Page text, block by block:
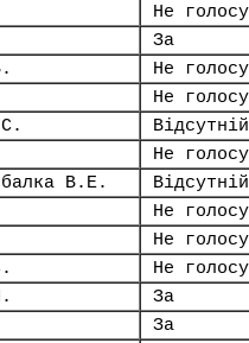
Не
За
Не
Не
Відсутній
Не
В.Е.
Відсутній
Не
Не
Не
За
За